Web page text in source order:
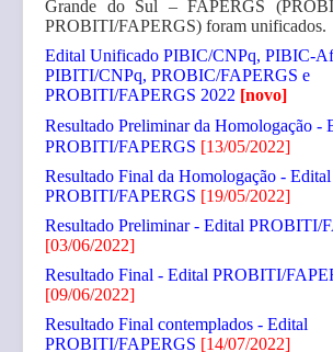
Grande do Sul – FAPERGS
PROBITI/FAPERGS) foram unificados.
Edital Unificado PIBIC/CNPq, PIBIC-
PIBITI/CNPq, PROBIC/FAPERGS e
PROBITI/FAPERGS 2022 [novo]
Resultado Preliminar da Homologação -
PROBITI/FAPERGS [13/05/2022]
Resultado Final da Homologação - Edital
PROBITI/FAPERGS [19/05/2022]
Resultado Preliminar - Edital PROBITI/
[03/06/2022]
Resultado Final - Edital PROBITI/
[09/06/2022]
Resultado Final contemplados - Edital
PROBITI/FAPERGS [14/07/2022]